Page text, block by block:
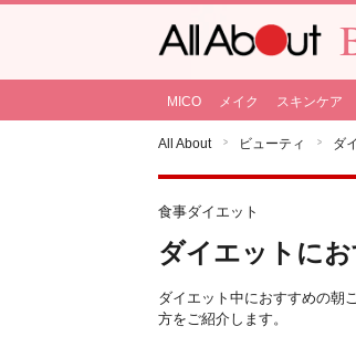
MICO メイク スキンケア
All About ビューティ ダ
食事ダイエット
ダイエットに
ダイエット中におすすめの朝
方をご紹介します。